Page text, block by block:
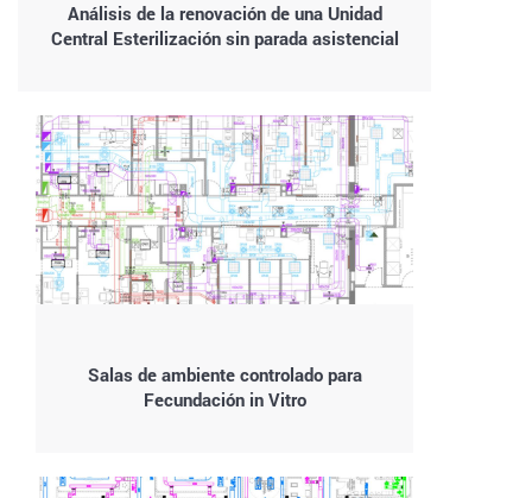
Análisis de la renovación de una Unidad
Central Esterilización sin parada asistencial
Salas de ambiente controlado para
Fecundación in Vitro